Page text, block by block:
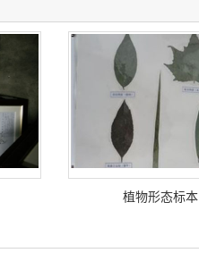
植物形态标本